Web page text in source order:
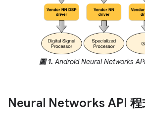
圖 1. Android Neural Networks
Neural Networks API 程